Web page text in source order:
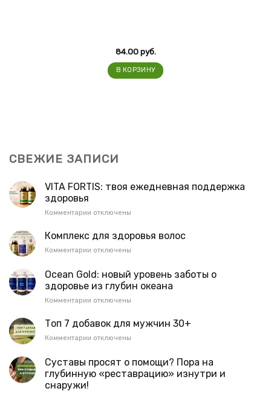
84.00руб.
В КОРЗИНУ
СВЕЖИЕ ЗАПИСИ
VITA FORTIS: твоя ежедневная поддержка
здоровья
Комментарии к
VITA
FORTIS:
твоя
поддержка
здоровья
отключены
Комплекс для здоровья волос
Комментарии к
Комплекс
для
здоровья
волос
отключены
Ocean Gold: новый уровень заботы о
здоровье из глубин океана
Комментарии к
Ocean
новый
заботы
о
отключены
Топ 7 добавок для мужчин 30+
Комментарии к
7
добавок
отключены
Суставы просят о помощи? Пора на
глубинную «реставрацию» изнутри и
снаружи!